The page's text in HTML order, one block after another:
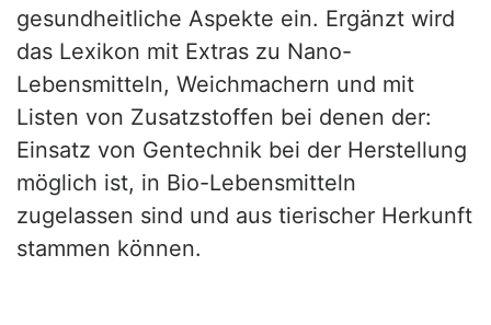
gesundheitliche Aspekte ein. Ergänzt wird
das Lexikon mit Extras zu Nano-
Lebensmitteln, Weichmachern und mit
Listen von Zusatzstoffen bei denen der:
Einsatz von Gentechnik bei der Herstellung
möglich ist, in Bio-Lebensmitteln
zugelassen sind und aus tierischer Herkunft
stammen können.